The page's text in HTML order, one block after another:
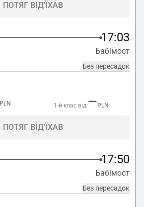
ПОТЯГ ВІД'ЇХАВ
17:03
Бабімост
Без пересадок
PLN 1-й клас від:— PLN
ПОТЯГ ВІД'ЇХАВ
17:50
Бабімост
Без пересадок